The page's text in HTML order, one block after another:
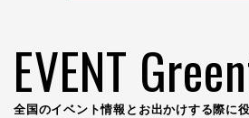
EVENT
全国のイベント情報とお出かけする際に